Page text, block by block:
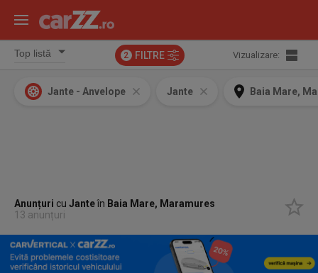
2 FILTRE Vizualizare:
Jante - Anvelope Jante Baia Mare,
Anunțuri cuJanteîn Baia Mare, Maramures
13 anunțuri